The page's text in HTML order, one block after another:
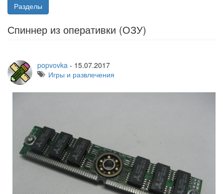
Разделы
Спиннер из оперативки (ОЗУ)
popvovka - 15.07.2017
Игры и развлечения